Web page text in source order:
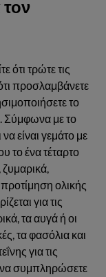
τον
ότι τρώτε τις
προσλαμβάνετε
το
Σύμφωνα με το
είναι γεμάτο με
το ένα τέταρτο
ζυμαρικά,
ολικής
για τις
τα αυγά ή οι
τα φασόλια και
για τις
να συμπληρώσετε